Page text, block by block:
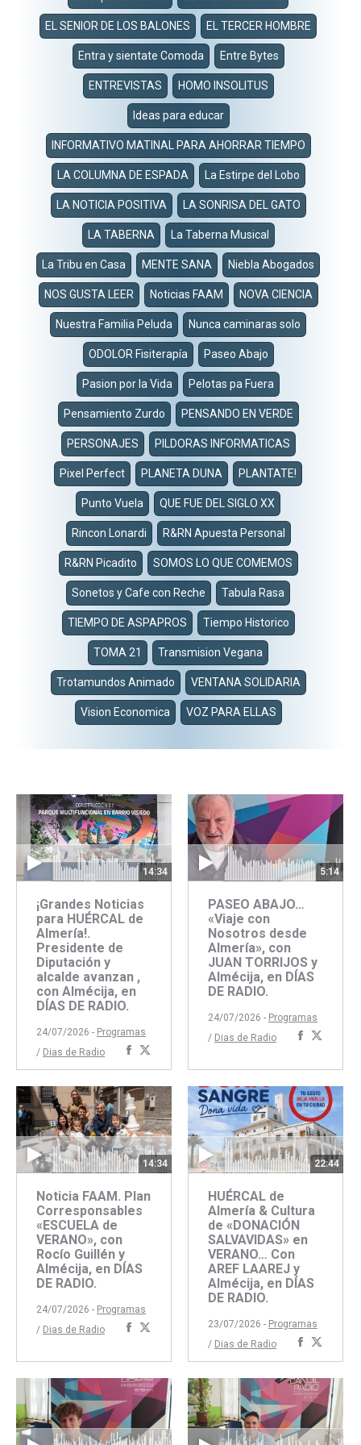
EL SENIOR DE LOS BALONES EL TERCER HOMBRE
Entra y sientate Comoda Entre Bytes
ENTREVISTAS HOMO INSOLITUS
Ideas para educar
INFORMATIVO MATINAL PARA AHORRAR TIEMPO
LA COLUMNA DE ESPADA La Estirpe del Lobo
LA NOTICIA POSITIVA LA SONRISA DEL GATO
LA TABERNA La Taberna Musical
La Tribu en Casa MENTE SANA Niebla Abogados
NOS GUSTA LEER Noticias FAAM NOVA CIENCIA
Nuestra Familia Peluda Nunca caminaras solo
ODOLOR Fisiterapía Paseo Abajo
Pasion por la Vida Pelotas pa Fuera
Pensamiento Zurdo PENSANDO EN VERDE
PERSONAJES PILDORAS INFORMATICAS
Pixel Perfect PLANETA DUNA PLANTATE!
Punto Vuela QUE FUE DEL SIGLO XX
Rincon Lonardi R&RN Apuesta Personal
R&RN Picadito SOMOS LO QUE COMEMOS
Sonetos y Cafe con Reche Tabula Rasa
TIEMPO DE ASPAPROS Tiempo Historico
TOMA 21 Transmision Vegana
Trotamundos Animado VENTANA SOLIDARIA
Vision Economica VOZ PARA ELLAS
14:34
¡Grandes Noticias
para HUÉRCAL de
Almería!.
Presidente de
Diputación y
alcalde avanzan ,
con Almécija, en
DÍAS DE RADIO.
24/07/2026 - Programas
/ Dias de Radio
Compartir
con
Facebook
con
Twitter
5:14
PASEO ABAJO…
«Viaje con
Nosotros desde
Almería», con
JUAN TORRIJOS y
Almécija, en DÍAS
DE RADIO.
24/07/2026 - Programas
/ Dias de Radio
Compartir
14:34
Noticia FAAM. Plan
Corresponsables
«ESCUELA de
VERANO», con
Rocío Guillén y
Almécija, en DÍAS
DE RADIO.
24/07/2026 - Programas
/ Dias de Radio
Compartir
Facebook
Twitter
22:44
HUÉRCAL de
Almería & Cultura
de «DONACIÓN
SALVAVIDAS» en
VERANO… Con
AREF LAAREJ y
Almécija, en DÍAS
DE RADIO.
23/07/2026 - Programas
/ Dias de Radio
Compartir
concon